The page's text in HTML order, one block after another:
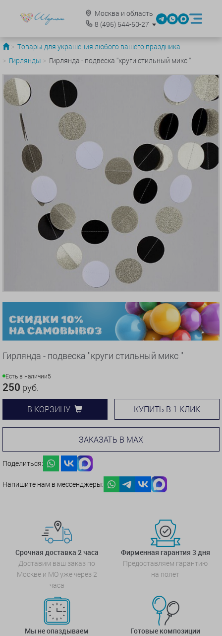
Москва и область
8 (495)544-50-27
Товары для украшения любого вашего праздника
Гирлянды
Гирлянда - подвеска ''круги стильный микс ''
Гирлянда - подвеска ''круги стильный микс ''
Есть в наличии5
250 руб.
В КОРЗИНУ КУПИТЬ В 1 КЛИК
ЗАКАЗАТЬ В MAX
Поделиться:
Напишите нам в мессенджеры:
Срочная доставка 2 часа
Доставим ваш заказ по
Москве и МО уже через 2
часа
Фирменная гарантия 3 дня
Предоставляем гарантию
на полет
Мы не опаздываем
Готовые композиции